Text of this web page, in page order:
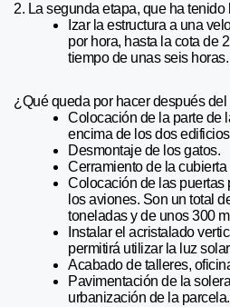
2. La segunda etapa, que ha tenido
Izar la estructura a una
por hora, hasta la cota de
tiempo de unas seis horas.
¿Qué queda por hacer después
Colocación de la parte de
encima de los dos
Desmontaje de los gatos.
Cerramiento de la
Colocación de las puertas
los aviones. Son un total
toneladas y de unos 300
Instalar el acristalado
permitirá utilizar la luz
Acabado de talleres,
Pavimentación de la
urbanización de la parcela.